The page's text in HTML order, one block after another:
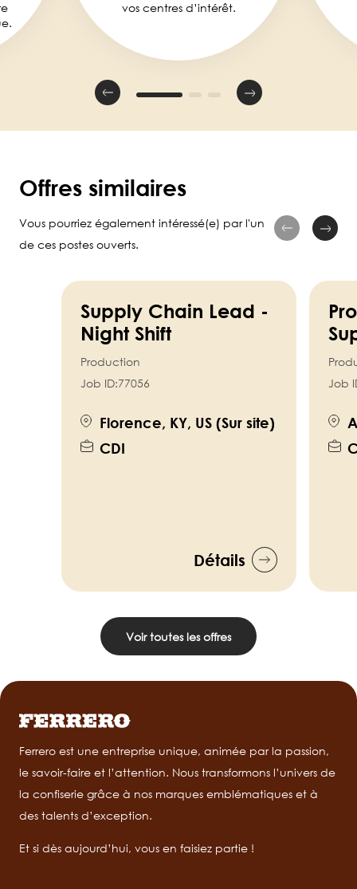
vos centres d’intérêt.
Offres similaires
Vous pourriez également intéressé(e) par l'un
de ces postes ouverts.
Supply Chain Lead -
Night Shift
Production
Job ID:77056
Florence, KY, US (Sur site)
CDI
Détails
Job
Voir toutes les offres
Ferrero est une entreprise unique, animée par la passion,
le savoir-faire et l’attention. Nous transformons l’univers de
la confiserie grâce à nos marques emblématiques et à
des talents d’exception.
Et si dès aujourd’hui, vous en faisiez partie !